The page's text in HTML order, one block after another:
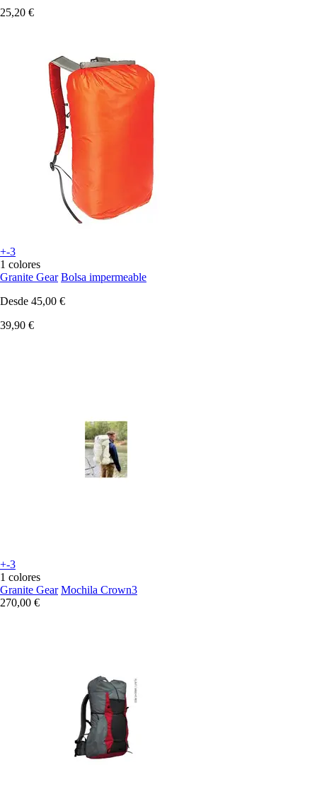
25,20 €
+-3
1 colores
Granite Gear Bolsa impermeable
Desde 45,00 €
39,90 €
+-3
1 colores
Granite Gear Mochila Crown3
270,00 €